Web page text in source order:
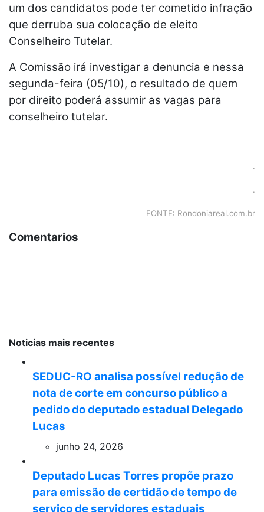
um dos candidatos pode ter cometido infração
que derruba sua colocação de eleito
Conselheiro Tutelar.
A Comissão irá investigar a denuncia e nessa
segunda-feira (05/10), o resultado de quem
por direito poderá assumir as vagas para
conselheiro tutelar.
.
.
FONTE: Rondoniareal.com.br
Comentarios
Noticias mais recentes
SEDUC-RO analisa possível redução de
nota de corte em concurso público a
pedido do deputado estadual Delegado
Lucas
junho 24, 2026
Deputado Lucas Torres propõe prazo
para emissão de certidão de tempo de
serviço de servidores estaduais